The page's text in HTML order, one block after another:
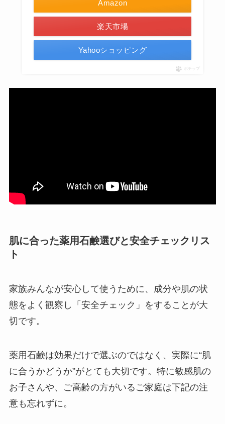
Amazon
楽天市場
Yahooショッピング
ポチップ
肌に合った薬用石鹸選びと安全チェックリス
ト
家族みんなが安心して使うために、成分や肌の状
態をよく観察し「安全チェック」をすることが大
切です。
薬用石鹸は効果だけで選ぶのではなく、実際に“肌
に合うかどうか”がとても大切です。特に敏感肌の
お子さんや、ご高齢の方がいるご家庭は下記の注
意も忘れずに。